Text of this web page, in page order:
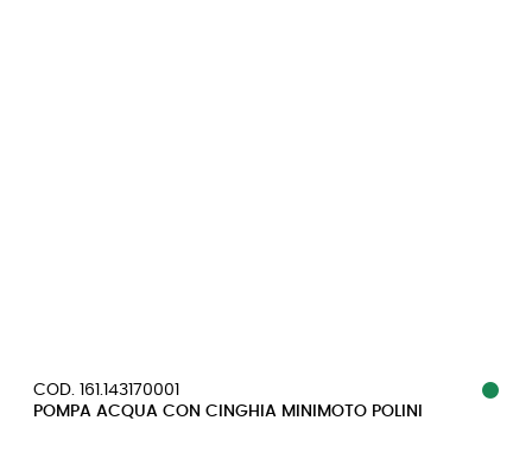
COD. 161.143170001
POMPA ACQUA CON CINGHIA MINIMOTO POLINI